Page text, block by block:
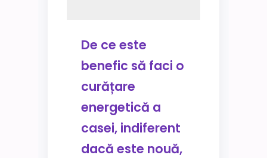
De ce este
benefic să faci o
curățare
energetică a
casei, indiferent
dacă este nouă,